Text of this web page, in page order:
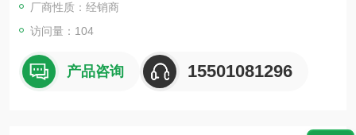
厂商性质：经销商
访问量：104
产品咨询 15501081296